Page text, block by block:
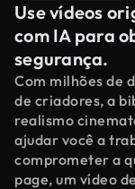
Use vídeos
com IA para
segurança.
Com milhões de
de criadores, a
realismo
ajudar você a
comprometer a
page, um vídeo